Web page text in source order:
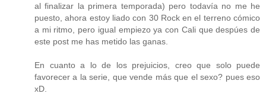
al finalizar la primera temporada) pero todavía no me he
puesto, ahora estoy liado con 30 Rock en el terreno cómico
a mi ritmo, pero igual empiezo ya con Cali que despúes de
este post me has metido las ganas.
En cuanto a lo de los prejuicios, creo que solo puede
favorecer a la serie, que vende más que el sexo? pues eso
xD.